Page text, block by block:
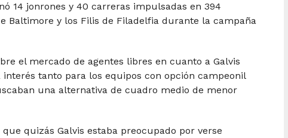
14 jonrones y 40 carreras impulsadas en 394
Baltimore y los Filis de Filadelfia durante la campaña
el mercado de agentes libres en cuanto a Galvis
tanto para los equipos con opción campeonil
una alternativa de cuadro medio de menor
quizás Galvis estaba preocupado por verse